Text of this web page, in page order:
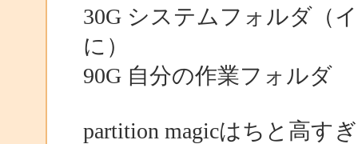
30G システムフォルダ（
に）
90G 自分の作業フォルダ
partition magicはちと高す